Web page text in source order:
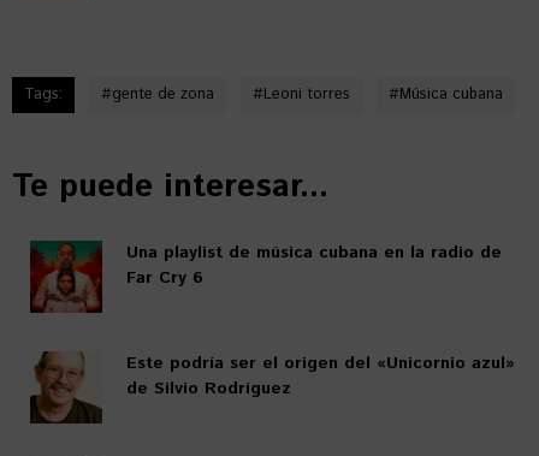
Tags: #gente de zona #Leoni torres #Música cubana
Te puede interesar...
Una playlist de música cubana en la radio de
Far Cry 6
Este podría ser el origen del «Unicornio azul»
de Silvio Rodríguez